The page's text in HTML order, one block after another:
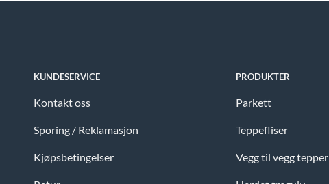
KUNDESERVICE
Kontakt oss
Sporing / Reklamasjon
Kjøpsbetingelser
PRODUKTER
Parkett
Teppefliser
Vegg til vegg tepper